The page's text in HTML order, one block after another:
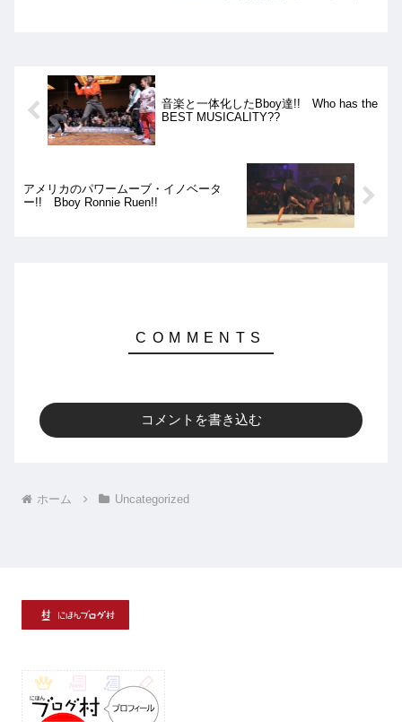
音楽と一体化したBboy達!! Who has the
BEST MUSICALITY??
アメリカのパワームーブ・イノベータ
ー!! Bboy Ronnie Ruen!!
コメントを書き込む
ホーム Uncategorized